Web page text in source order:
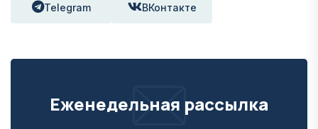
Telegram ВКонтакте
Еженедельная рассылка